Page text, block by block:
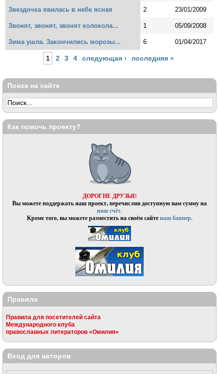
Звездочка явилась в небе ясная 2 23/01/2009
Звонят, звонят, звонят колокола... 1 05/09/2008
Зима ушла. Закончились морозы... 6 01/04/2017
Страницы
1 2 3 4 следующая › последняя »
Поиск на сайте
Как помочь проекту?
ДОРОГИЕ ДРУЗЬЯ!
Вы можете поддержать наш проект, перечислив доступную вам сумму на
наш счёт.
Кроме того, вы можете разместить на своём сайтенаш баннер.
Правила
Правила для посетителей сайта
Международного клуба
православных литераторов «Омилия»
Вход для авторов